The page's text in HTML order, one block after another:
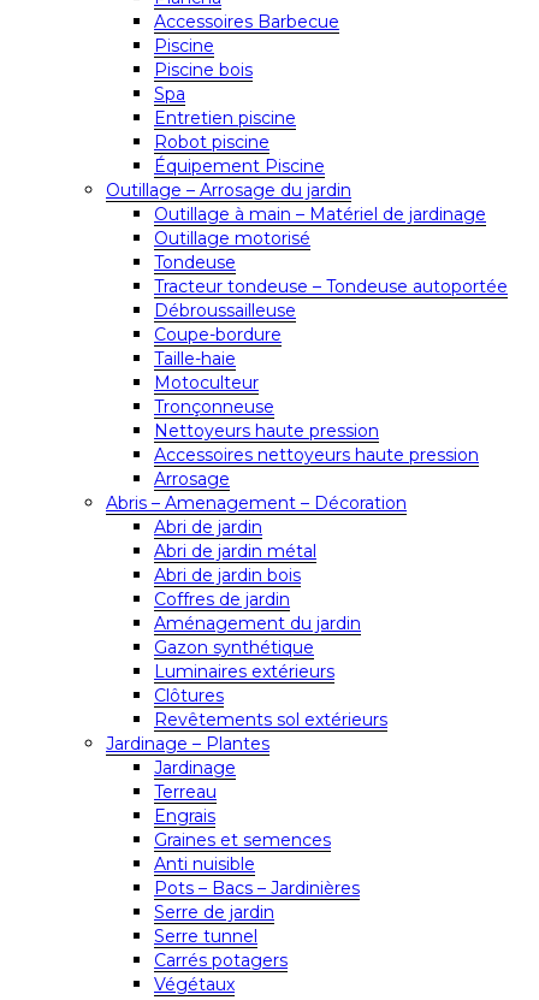
Accessoires Barbecue
Piscine
Piscine bois
Spa
Entretien piscine
Robot piscine
Équipement Piscine
Outillage – Arrosage du jardin
Outillage à main – Matériel de jardinage
Outillage motorisé
Tondeuse
Tracteur tondeuse – Tondeuse autoportée
Débroussailleuse
Coupe-bordure
Taille-haie
Motoculteur
Tronçonneuse
Nettoyeurs haute pression
Accessoires nettoyeurs haute pression
Arrosage
Abris – Amenagement – Décoration
Abri de jardin
Abri de jardin métal
Abri de jardin bois
Coffres de jardin
Aménagement du jardin
Gazon synthétique
Luminaires extérieurs
Clôtures
Revêtements sol extérieurs
Jardinage – Plantes
Jardinage
Terreau
Engrais
Graines et semences
Anti nuisible
Pots – Bacs – Jardinières
Serre de jardin
Serre tunnel
Carrés potagers
Végétaux